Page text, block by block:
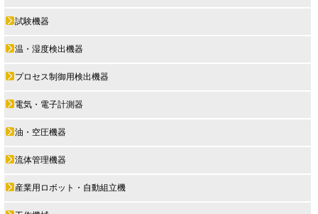
試験機器
温・湿度検出機器
プロセス制御用検出機器
電気・電子計測器
油・空圧機器
流体管理機器
産業用ロボット・自動組立機